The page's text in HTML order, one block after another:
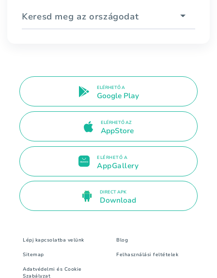
Keresd meg az országodat
ELÉRHETŐ A
Google Play
ELÉRHETŐ AZ
AppStore
ELÉRHETŐ A
AppGallery
DIRECT APK
Download
Lépj kapcsolatba velünk Blog
Sitemap Felhasználási feltételek
Adatvédelmi és Cookie
Szabályzat